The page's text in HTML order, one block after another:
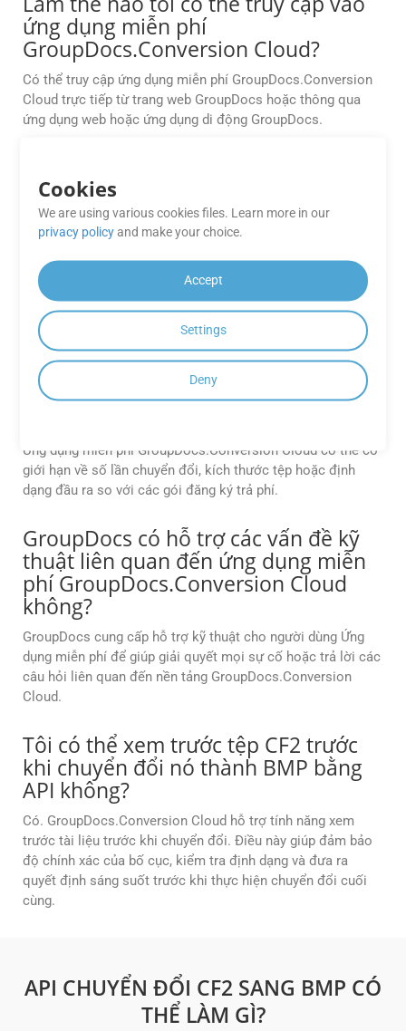
ứng dụng miễn phí
GroupDocs.Conversion Cloud?
Có thể truy cập ứng dụng miễn phí GroupDocs.Conversion
Cloud trực tiếp từ trang web GroupDocs hoặc thông qua
ứng dụng web hoặc ứng dụng di động GroupDocs.
với các bố cục phức tạp (ví dụ: bảng,
phông chữ nhúng) là bao nhiêu?
Công cụ của chúng tôi duy trì định dạng gốc với độ chính
xác 99%, đặc biệt đối với bảng và đồ họa vector; tuy nhiên,
trong những trường hợp ngoại lệ, các quy tắc dự phòng có
thể được tùy chỉnh.
Có bất kỳ hạn chế nào đối với các
tính năng có sẵn trong Ứng dụng
miễn phí GroupDocs.Conversion
Ứng dụng miễn phí GroupDocs.Conversion Cloud có thể có
giới hạn về số lần chuyển đổi, kích thước tệp hoặc định
dạng đầu ra so với các gói đăng ký trả phí.
GroupDocs có hỗ trợ các vấn đề kỹ
thuật liên quan đến ứng dụng miễn
phí GroupDocs.Conversion Cloud
không?
GroupDocs cung cấp hỗ trợ kỹ thuật cho người dùng Ứng
dụng miễn phí để giúp giải quyết mọi sự cố hoặc trả lời các
câu hỏi liên quan đến nền tảng GroupDocs.Conversion
Cloud.
Tôi có thể xem trước tệp CF2 trước
khi chuyển đổi nó thành BMP bằng
API không?
Có. GroupDocs.Conversion Cloud hỗ trợ tính năng xem
trước tài liệu trước khi chuyển đổi. Điều này giúp đảm bảo
độ chính xác của bố cục, kiểm tra định dạng và đưa ra
quyết định sáng suốt trước khi thực hiện chuyển đổi cuối
cùng.
API CHUYỂN ĐỔI CF2 SANG BMP CÓ
THỂ LÀM GÌ?
Cookies
We are using various cookies files. Learn more in our
privacy policyand make your choice.
Accept
Settings
Deny